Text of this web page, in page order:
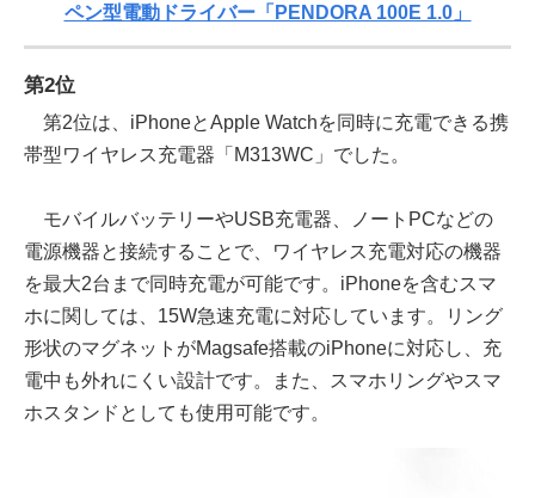
ペン型電動ドライバー「PENDORA 100E 1.0」
第2位
第2位は、iPhoneとApple Watchを同時に充電できる携
帯型ワイヤレス充電器「M313WC」でした。
モバイルバッテリーやUSB充電器、ノートPCなどの
電源機器と接続することで、ワイヤレス充電対応の機器
を最大2台まで同時充電が可能です。iPhoneを含むスマ
ホに関しては、15W急速充電に対応しています。リング
形状のマグネットがMagsafe搭載のiPhoneに対応し、充
電中も外れにくい設計です。また、スマホリングやスマ
ホスタンドとしても使用可能です。